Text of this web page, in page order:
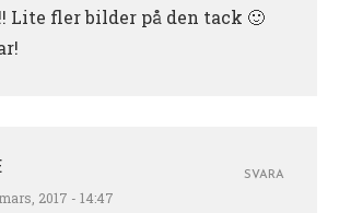
Lite fler bilder på den tack 🙂
2017 - 14:47
SVARA